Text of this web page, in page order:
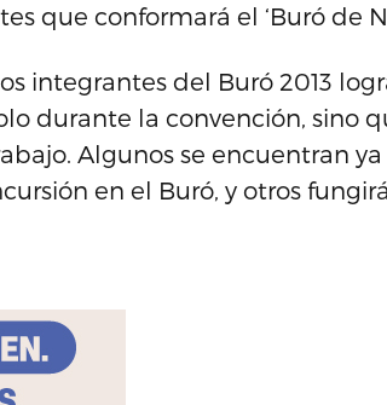
que conformará el ‘Buró de
integrantes del Buró 2013
durante la convención, sino
Algunos se encuentran
en el Buró, y otros